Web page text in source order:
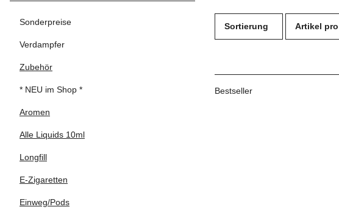
Sortierung Artikel
Bestseller
Sonderpreise
Verdampfer
Zubehör
* NEU im Shop *
Aromen
Alle Liquids 10ml
Longfill
E-Zigaretten
Einweg/Pods